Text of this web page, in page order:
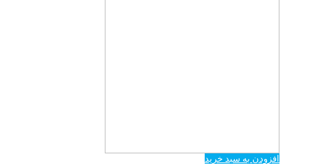
افزودن به سبد خرید